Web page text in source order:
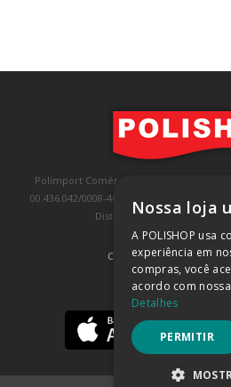
Polimport Comércio e Exportação LTDA,
00.436.042/0008-46, IE 407.458.707.103,
Distrito Industrial, Jundiaí/SP,
COMPRA 100% SEGURA
BAIXE NOSSO
Nossa loja
A POLISHOP usa
experiência em
compras, você
acordo com
Detalhes
PERMITIR